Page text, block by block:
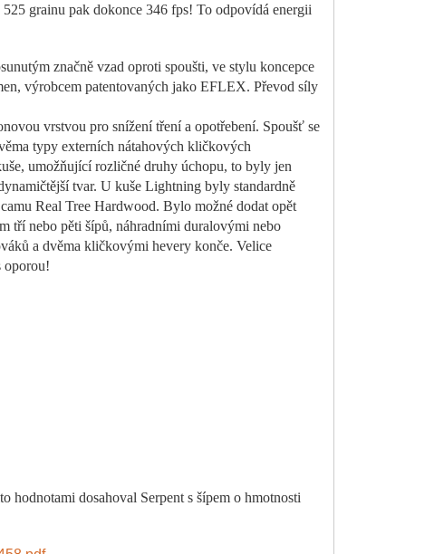
grainu pak dokonce 346 fps! To odpovídá energii
značně vzad oproti spoušti, ve stylu koncepce
výrobcem patentovaných jako EFLEX. Převod síly
vrstvou pro snížení tření a opotřebení. Spoušť se
typy externích nátahových kličkových
umožňující rozličné druhy úchopu, to byly jen
tvar. U kuše Lightning byly standardně
Real Tree Hardwood. Bylo možné dodat opět
tří nebo pěti šípů, náhradními duralovými nebo
a dvěma kličkovými hevery konče. Velice
oporou!
hodnotami dosahoval Serpent s šípem o hmotnosti